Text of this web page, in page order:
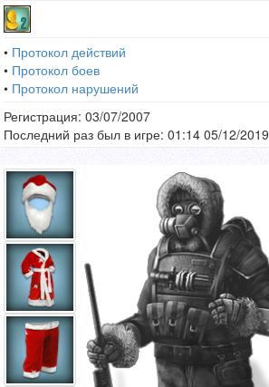
• Протокол действий
• Протокол боев
• Протокол нарушений
Регистрация: 03/07/2007
Последний раз был в игре: 01:14 05/12/2019